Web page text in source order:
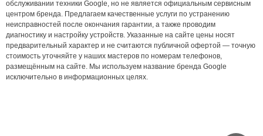
обслуживании техники Google, но не является официальным сервисным
центром бренда. Предлагаем качественные услуги по устранению
неисправностей после окончания гарантии, а также проводим
диагностику и настройку устройств. Указанные на сайте цены носят
предварительный характер и не считаются публичной офертой — точную
стоимость уточняйте у наших мастеров по номерам телефонов,
размещённым на сайте. Мы используем название бренда Google
исключительно в информационных целях.